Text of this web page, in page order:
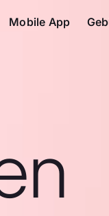
Mobile App